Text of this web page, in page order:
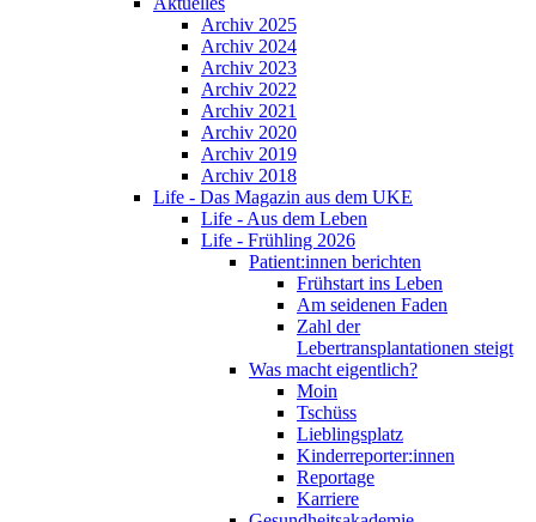
Archiv 2025
Archiv 2024
Archiv 2023
Archiv 2022
Archiv 2021
Archiv 2020
Archiv 2019
Archiv 2018
Life - Das Magazin aus dem UKE
Life - Aus dem Leben
Life - Frühling 2026
Patient:innen berichten
Frühstart ins Leben
Am seidenen Faden
Zahl der
Lebertransplantationen steigt
Was macht eigentlich?
Moin
Tschüss
Lieblingsplatz
Kinderreporter:innen
Reportage
Karriere